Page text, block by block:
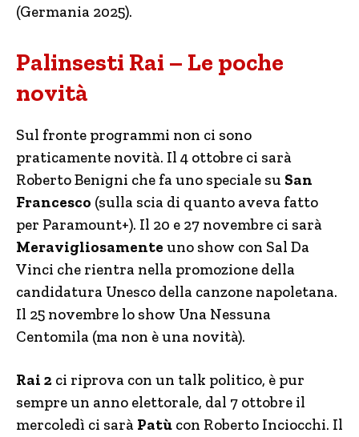
(Germania 2025).
Palinsesti Rai – Le poche
novità
Sul fronte programmi non ci sono
praticamente novità. Il 4 ottobre ci sarà
Roberto Benigni che fa uno speciale su San
Francesco (sulla scia di quanto aveva fatto
per Paramount+). Il 20 e 27 novembre ci sarà
Meravigliosamente uno show con Sal Da
Vinci che rientra nella promozione della
candidatura Unesco della canzone napoletana.
Il 25 novembre lo show Una Nessuna
Centomila (ma non è una novità).
Rai 2 ci riprova con un talk politico, è pur
sempre un anno elettorale, dal 7 ottobre il
mercoledì ci sarà Patù con Roberto Inciocchi. Il